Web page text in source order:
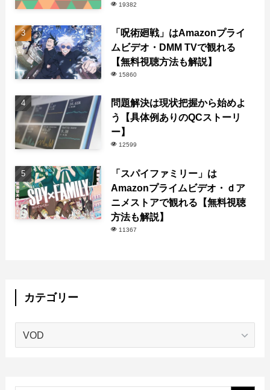
19382
「呪術廻戦」はAmazonプライ
ムビデオ・DMM TVで観れる
【無料視聴方法も解説】
15860
問題解決は現状把握から始めよ
う【具体例ありのQCストーリ
ー】
12599
「スパイファミリー」は
Amazonプライムビデオ・ｄア
ニメストアで観れる【無料視聴
方法も解説】
11367
カテゴリー
カ